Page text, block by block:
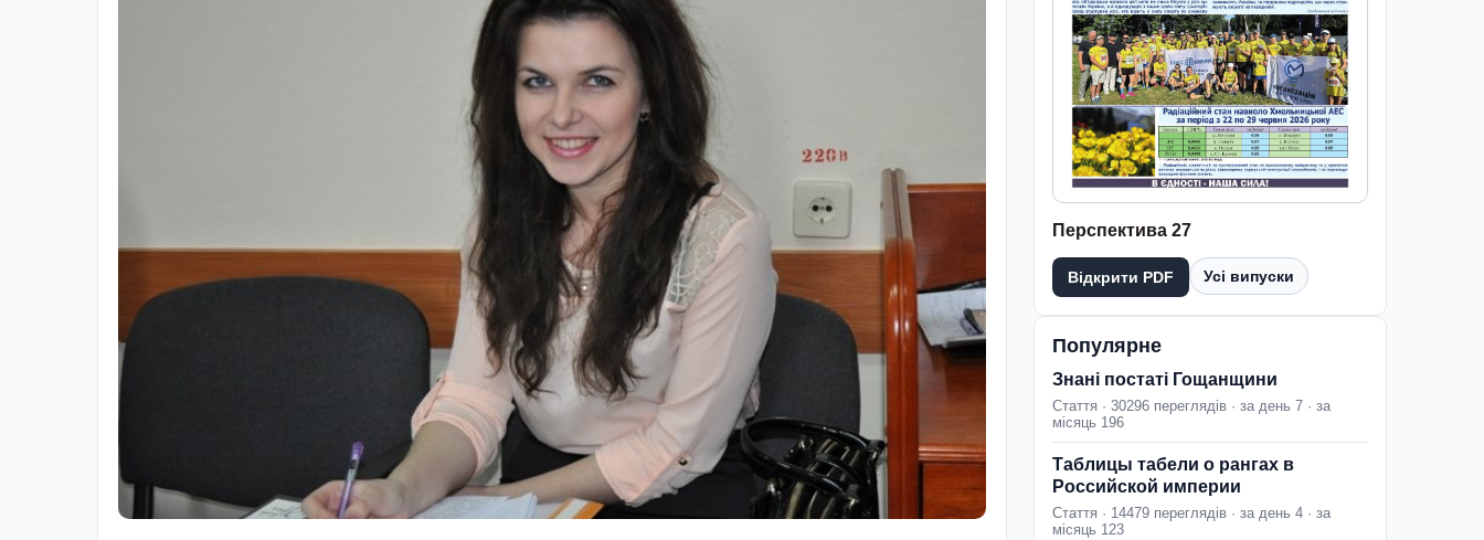
Перспектива 27
Відкрити PDF Усі випуски
Популярне
Знані постаті Гощанщини
Стаття · 30296 переглядів · за день 7 · за
місяць 196
Таблицы табели о рангах в
Российской империи
Стаття · 14479 переглядів · за день 4 · за
місяць 123